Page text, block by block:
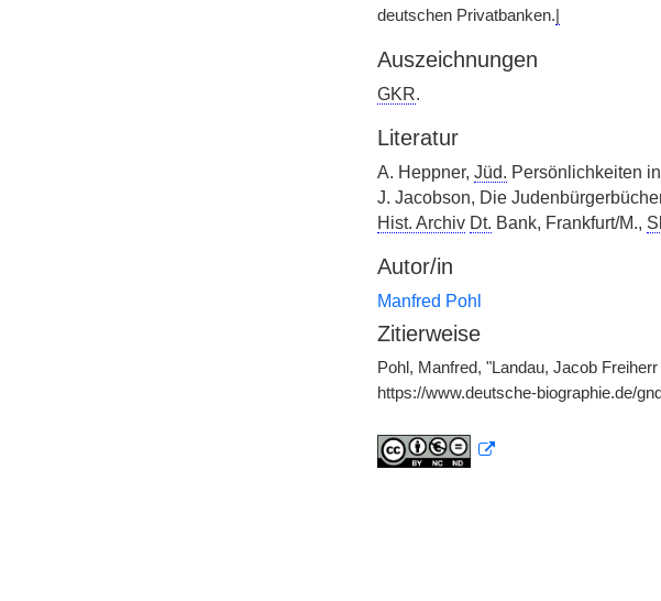
deutschen Privatbanken.
Auszeichnungen
GKR.
Literatur
A. Heppner, Jüd. Persönlichkeiten
J. Jacobson, Die
Hist. Archiv Dt. Bank, Frankfurt/M.,
Autor/in
Manfred Pohl
Zitierweise
Pohl, Manfred, "Landau, Jacob
https://www.deutsche-biographie.de/